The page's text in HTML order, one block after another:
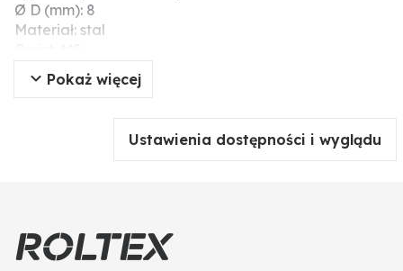
Ø D (mm): 8
Materiał: stal
Powierzchnia: ocynk galwaniczny
Nakrętka zabezpieczająca: nie
Rozmiar klucza (mm): 13
Wysokość (mm): 24
Pokaż więcej
Ustawienia dostępności i wyglądu